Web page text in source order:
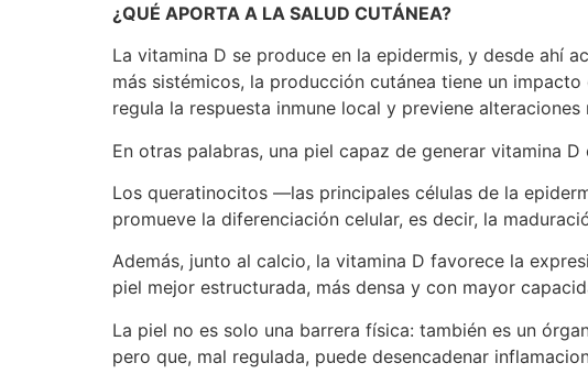
¿QUÉ APORTA A LA SALUD CUTÁNEA?
La vitamina D se produce en la epidermis, y desde ahí
más sistémicos, la producción cutánea tiene un
regula la respuesta inmune local y previene
En otras palabras, una piel capaz de generar vitamina
Los queratinocitos —las principales células de la
promueve la diferenciación celular, es decir, la
Además, junto al calcio, la vitamina D favorece la
piel mejor estructurada, más densa y con mayor
La piel no es solo una barrera física: también es un
pero que, mal regulada, puede desencadenar